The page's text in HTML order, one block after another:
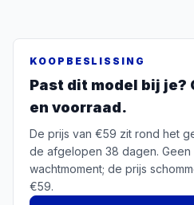
KOOPBESLISSING
Past dit model bij
en voorraad.
De prijs van €59 zit rond het
de afgelopen 38 dagen.
wachtmoment; de prijs
€59.